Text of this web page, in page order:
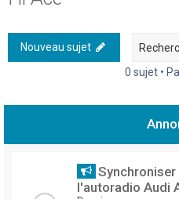
Nouveau sujet
0 sujet •
Synchroniser
l'autoradio Audi